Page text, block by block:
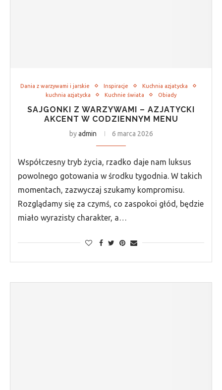
Dania z warzywami i jarskie Inspiracje
Kuchnia azjatycka
kuchnia azjatycka
Kuchnie świata Obiady
SAJGONKI Z WARZYWAMI – AZJATYCKI
AKCENT W CODZIENNYM MENU
byadmin 6 marca 2026
Współczesny tryb życia, rzadko daje nam luksus
powolnego gotowania w środku tygodnia. W takich
momentach, zazwyczaj szukamy kompromisu.
Rozglądamy się za czymś, co zaspokoi głód, będzie
miało wyrazisty charakter, a…